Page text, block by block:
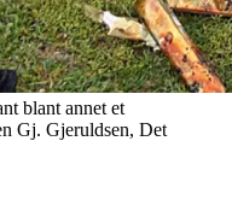
blant annet et
Gj. Gjeruldsen, Det